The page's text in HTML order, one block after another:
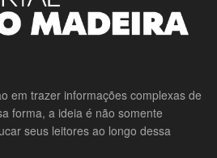
em trazer informações complexas de
forma, a ideia é não somente
seus leitores ao longo dessa